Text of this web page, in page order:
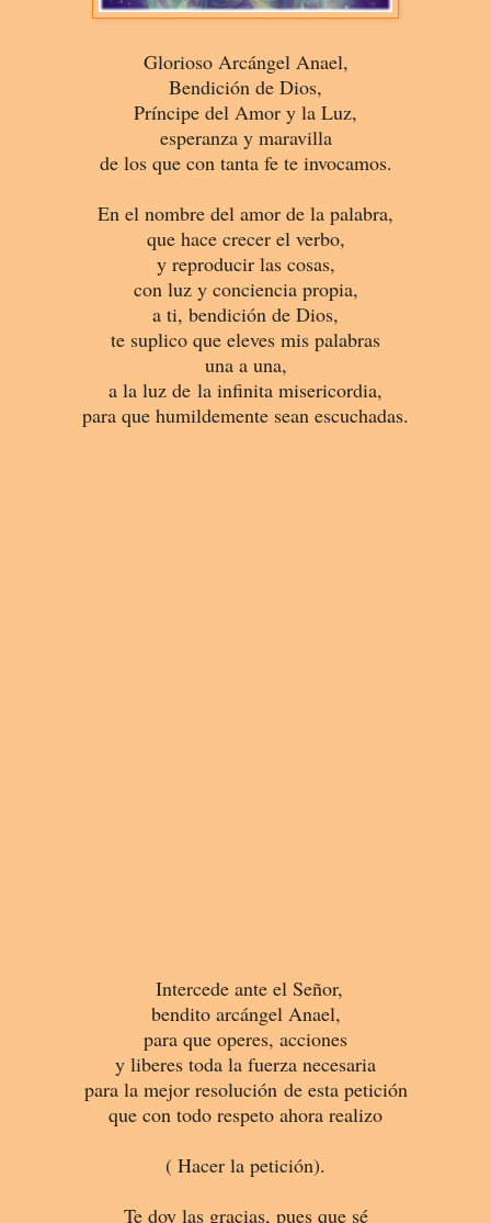
Glorioso Arcángel Anael,
Bendición de Dios,
Príncipe del Amor y la Luz,
esperanza y maravilla
de los que con tanta fe te invocamos.
En el nombre del amor de la palabra,
que hace crecer el verbo,
y reproducir las cosas,
con luz y conciencia propia,
a ti, bendición de Dios,
te suplico que eleves mis palabras
una a una,
a la luz de la infinita misericordia,
para que humildemente sean escuchadas.
Intercede ante el Señor,
bendito arcángel Anael,
para que operes, acciones
y liberes toda la fuerza necesaria
para la mejor resolución de esta petición
que con todo respeto ahora realizo
( Hacer la petición).
Te doy las gracias, pues que sé